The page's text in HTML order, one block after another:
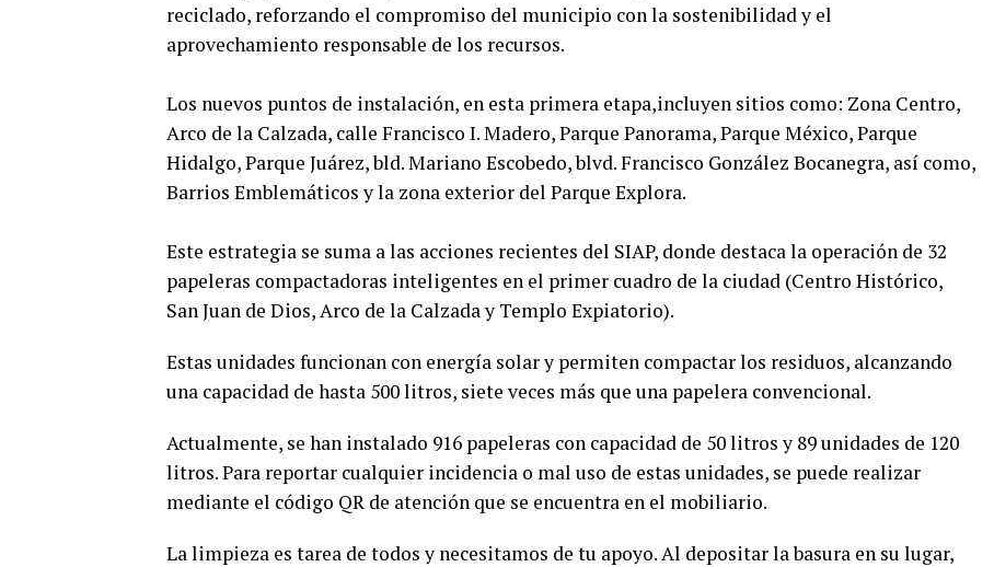
reciclado, reforzando el compromiso del municipio con la sostenibilidad y el
aprovechamiento responsable de los recursos.
Los nuevos puntos de instalación, en esta primera etapa,incluyen sitios como: Zona Centro,
Arco de la Calzada, calle Francisco I. Madero, Parque Panorama, Parque México, Parque
Hidalgo, Parque Juárez, bld. Mariano Escobedo, blvd. Francisco González Bocanegra, así como,
Barrios Emblemáticos y la zona exterior del Parque Explora.
Este estrategia se suma a las acciones recientes del SIAP, donde destaca la operación de 32
papeleras compactadoras inteligentes en el primer cuadro de la ciudad (Centro Histórico,
San Juan de Dios, Arco de la Calzada y Templo Expiatorio).
Estas unidades funcionan con energía solar y permiten compactar los residuos, alcanzando
una capacidad de hasta 500 litros, siete veces más que una papelera convencional.
Actualmente, se han instalado 916 papeleras con capacidad de 50 litros y 89 unidades de 120
litros. Para reportar cualquier incidencia o mal uso de estas unidades, se puede realizar
mediante el código QR de atención que se encuentra en el mobiliario.
La limpieza es tarea de todos y necesitamos de tu apoyo. Al depositar la basura en su lugar,